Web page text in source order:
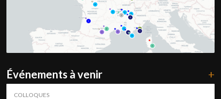
Événements à venir +
COLLOQUES